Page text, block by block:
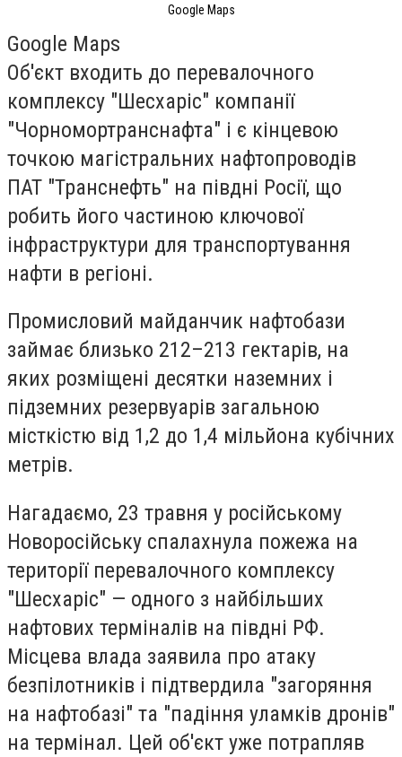
Google Maps
Google Maps
Об'єкт входить до перевалочного
комплексу "Шесхаріс" компанії
"Чорномортранснафта" і є кінцевою
точкою магістральних нафтопроводів
ПАТ "Транснефть" на півдні Росії, що
робить його частиною ключової
інфраструктури для транспортування
нафти в регіоні.
Промисловий майданчик нафтобази
займає близько 212–213 гектарів, на
яких розміщені десятки наземних і
підземних резервуарів загальною
місткістю від 1,2 до 1,4 мільйона кубічних
метрів.
Нагадаємо, 23 травня у російському
Новоросійську спалахнула пожежа на
території перевалочного комплексу
"Шесхаріс" — одного з найбільших
нафтових терміналів на півдні РФ.
Місцева влада заявила про атаку
безпілотників і підтвердила "загоряння
на нафтобазі" та "падіння уламків дронів"
на термінал. Цей об'єкт уже потрапляв